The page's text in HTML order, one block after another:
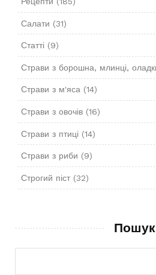
Салати (31)
Статті (9)
Страви з борошна, млинці,
Страви з м'яса(14)
Страви з овочів(16)
Страви з птиці (14)
Страви з риби (9)
Строгий піст(32)
Пошук